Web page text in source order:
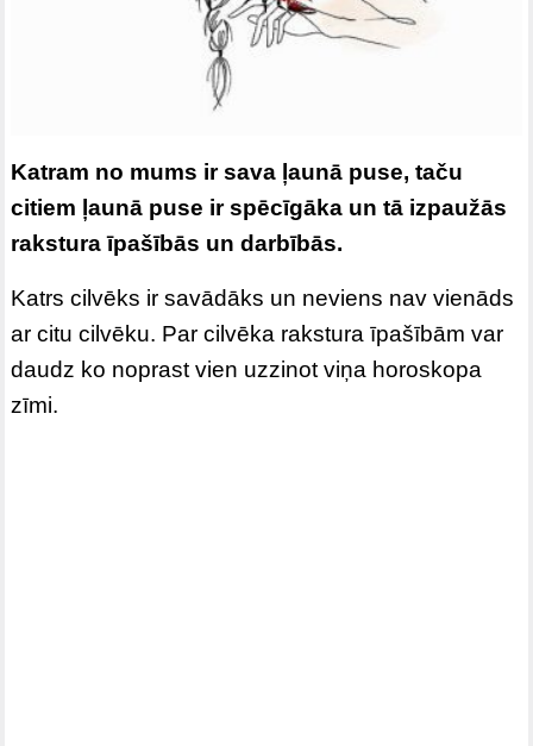
Katram no mums ir sava ļaunā puse, taču
citiem ļaunā puse ir spēcīgāka un tā izpaužās
rakstura īpašībās un darbībās.
Katrs cilvēks ir savādāks un neviens nav vienāds
ar citu cilvēku. Par cilvēka rakstura īpašībām var
daudz ko noprast vien uzzinot viņa horoskopa
zīmi.